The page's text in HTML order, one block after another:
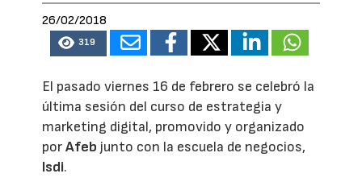
26/02/2018
319
El pasado viernes 16 de febrero se celebró la
última sesión del curso de estrategia y
marketing digital, promovido y organizado
porAfeb junto con la escuela de negocios,
Isdi.